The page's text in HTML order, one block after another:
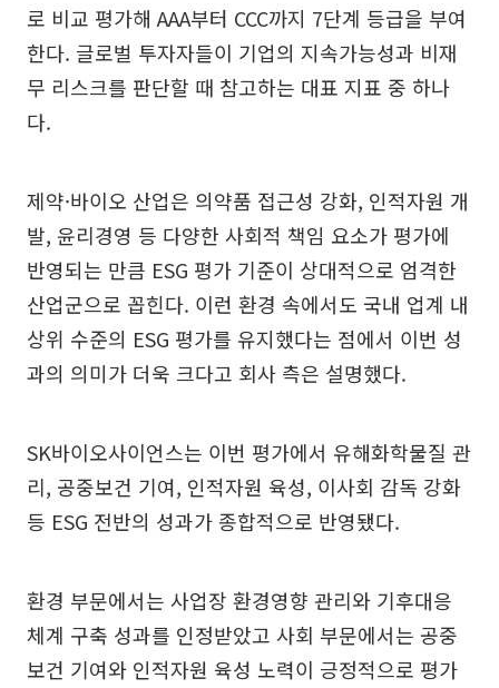
로 비교 평가해 AAA부터 CCC까지 7단계 등급을 부여
한다. 글로벌 투자자들이 기업의 지속가능성과 비재
무 리스크를 판단할 때 참고하는 대표 지표 중 하나
다.
제약·바이오 산업은 의약품 접근성 강화, 인적자원 개
발, 윤리경영 등 다양한 사회적 책임 요소가 평가에
반영되는 만큼 ESG 평가 기준이 상대적으로 엄격한
산업군으로 꼽힌다. 이런 환경 속에서도 국내 업계 내
상위 수준의 ESG 평가를 유지했다는 점에서 이번 성
과의 의미가 더욱 크다고 회사 측은 설명했다.
SK바이오사이언스는 이번 평가에서 유해화학물질 관
리, 공중보건 기여, 인적자원 육성, 이사회 감독 강화
등 ESG 전반의 성과가 종합적으로 반영됐다.
환경 부문에서는 사업장 환경영향 관리와 기후대응
체계 구축 성과를 인정받았고 사회 부문에서는 공중
보건 기여와 인적자원 육성 노력이 긍정적으로 평가